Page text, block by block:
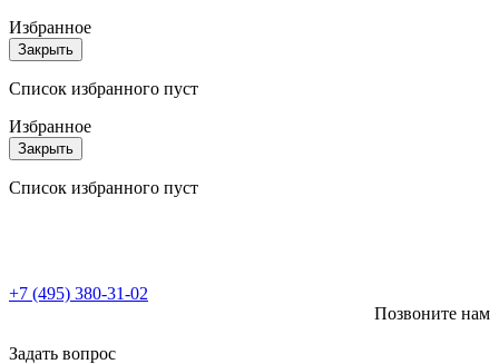
Избранное
Закрыть
Список избранного пуст
Избранное
Закрыть
Список избранного пуст
+7 (495) 380-31-02
Позвоните нам
Задать вопрос